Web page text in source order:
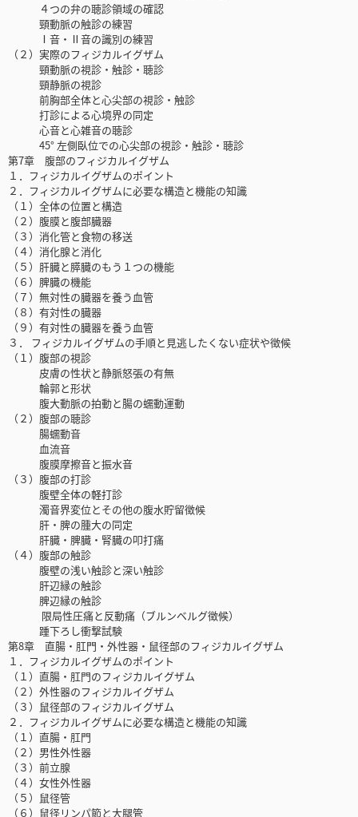
４つの弁の聴診領域の確認
頸動脈の触診の練習
Ⅰ音・Ⅱ音の識別の練習
（２）実際のフィジカルイグザム
頸動脈の視診・触診・聴診
頸静脈の視診
前胸部全体と心尖部の視診・触診
打診による心境界の同定
心音と心雑音の聴診
45° 左側臥位での心尖部の視診・触診・聴診
第7章 腹部のフィジカルイグザム
１．フィジカルイグザムのポイント
２．フィジカルイグザムに必要な構造と機能の知識
（１）全体の位置と構造
（２）腹膜と腹部臓器
（３）消化管と食物の移送
（４）消化腺と消化
（５）肝臓と膵臓のもう１つの機能
（６）脾臓の機能
（７）無対性の臓器を養う血管
（８）有対性の臓器
（９）有対性の臓器を養う血管
３． フィジカルイグザムの手順と見逃したくない症状や徴候
（１）腹部の視診
皮膚の性状と静脈怒張の有無
輪郭と形状
腹大動脈の拍動と腸の蠕動運動
（２）腹部の聴診
腸蠕動音
血流音
腹膜摩擦音と振水音
（３）腹部の打診
腹壁全体の軽打診
濁音界変位とその他の腹水貯留徴候
肝・脾の腫大の同定
肝臓・脾臓・腎臓の叩打痛
（４）腹部の触診
腹壁の浅い触診と深い触診
肝辺縁の触診
脾辺縁の触診
限局性圧痛と反動痛（ブルンベルグ徴候）
踵下ろし衝撃試験
第8章 直腸・肛門・外性器・鼠径部のフィジカルイグザム
１．フィジカルイグザムのポイント
（１）直腸・肛門のフィジカルイグザム
（２）外性器のフィジカルイグザム
（３）鼠径部のフィジカルイグザム
２．フィジカルイグザムに必要な構造と機能の知識
（１）直腸・肛門
（２）男性外性器
（３）前立腺
（４）女性外性器
（５）鼠径管
（６）鼠径リンパ節と大腿管